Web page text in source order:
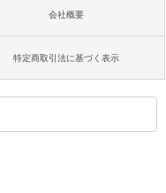
会社概要
特定商取引法に基づく表示